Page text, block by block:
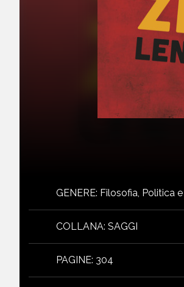
GENERE: Filosofia, Politica
COLLANA: SAGGI
PAGINE: 304